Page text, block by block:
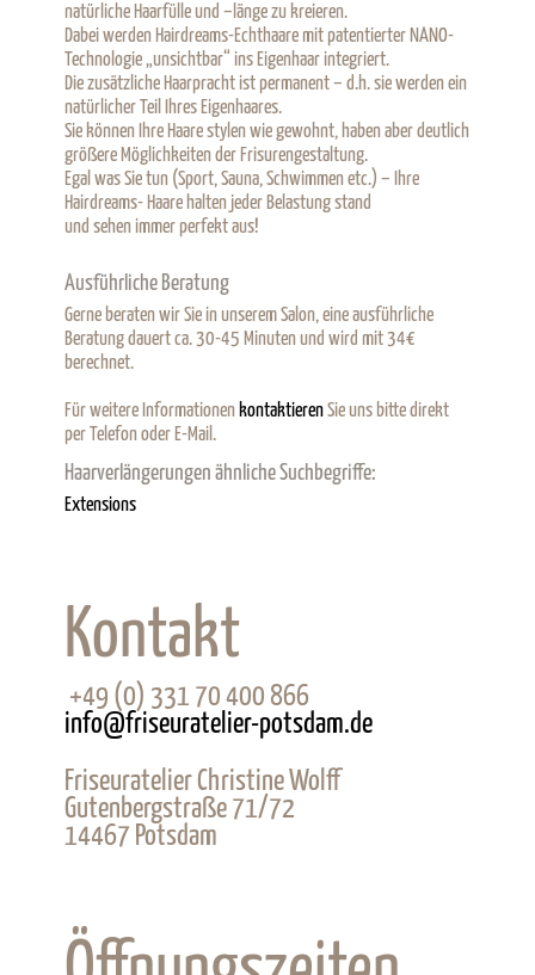
natürliche Haarfülle und –länge zu kreieren.
Dabei werden Hairdreams-Echthaare mit patentierter NANO-
Technologie „unsichtbar“ ins Eigenhaar integriert.
Die zusätzliche Haarpracht ist permanent – d.h. sie werden ein
natürlicher Teil Ihres Eigenhaares.
Sie können Ihre Haare stylen wie gewohnt, haben aber deutlich
größere Möglichkeiten der Frisurengestaltung.
Egal was Sie tun (Sport, Sauna, Schwimmen etc.) – Ihre
Hairdreams- Haare halten jeder Belastung stand
und sehen immer perfekt aus!
Ausführliche Beratung
Gerne beraten wir Sie in unserem Salon, eine ausführliche
Beratung dauert ca. 30-45 Minuten und wird mit 34€
berechnet.
Für weitere Informationen kontaktierenSie uns bitte direkt
per Telefon oder E-Mail.
Haarverlängerungen ähnliche Suchbegriffe:
Extensions
Kontakt
+49 (0) 331 70 400 866
info@friseuratelier-potsdam.de
Friseuratelier Christine Wolff
Gutenbergstraße 71/72
14467 Potsdam